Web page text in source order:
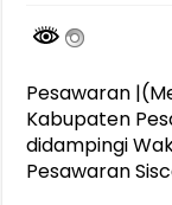
Pesawaran
Kabupaten
didampingi
Pesawaran